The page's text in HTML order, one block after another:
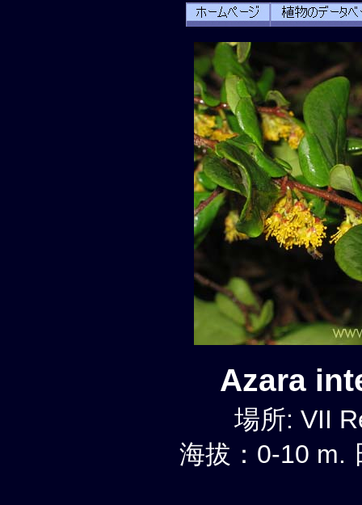
Azara
場所: VII
海拔：0-10 m.